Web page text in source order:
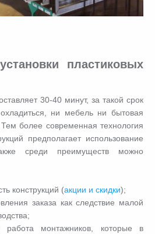
пластиковых
30-40 минут, за такой срок
ни мебель ни бытовая
более современная технология
предполагает использование
среди преимуществ можно
конструкций (акции и скидки);
заказа как следствие малой
работа монтажников, которые в